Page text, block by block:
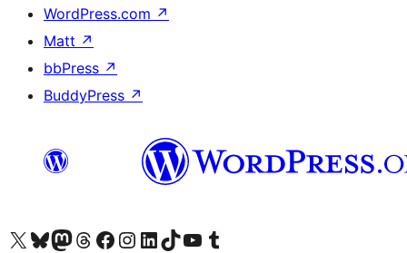
WordPress.com ↗
Matt ↗
bbPress ↗
BuddyPress ↗
Odwiedź nasze konto X (dawniej Twitter)
Odwiedź nasze konto Bluesky
Odwiedź nasze konto na Mastodoncie
Odwiedź naszego Threadsa
Odwiedź naszego Facebooka
Odwiedź nasze konto na Instagramie
Odwiedź nasze konto na LinkedIn
Odwiedź naszego TikToka
Odwiedź nasz kanał YouTube
Odwiedź naszego Tumblra